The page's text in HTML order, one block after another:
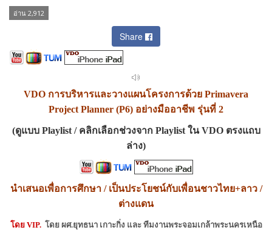
อ่าน 2,912
Share
VDO การบริหารและวางแผนโครงการด้วย Primavera
Project Planner (P6) อย่างมืออาชีพ รุ่นที่ 2
(ดูแบบ Playlist / คลิกเลือกช่วงจาก Playlist ในVDO ตรงแถบ
ล่าง)
นำเสนอเพื่อการศึกษา / เป็นประโยชน์กับเพื่อนชาวไทย+ลาว /
ต่างแดน
โดย VIP.โดย ผศ.ยุทธนา เกาะกิ่ง และ ทีมงานพระจอมเกล้าพระนครเหนือ